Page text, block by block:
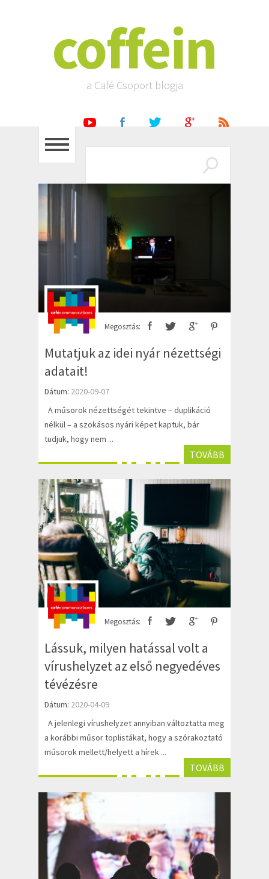
coffein
a Café Csoport blogja
Megosztás:
Mutatjuk az idei nyár nézettségi
adatait!
Dátum: 2020-09-07
A műsorok nézettségét tekintve – duplikáció
nélkül – a szokásos nyári képet kaptuk, bár
tudjuk, hogy nem ...
TOVÁBB
Megosztás:
Lássuk, milyen hatással volt a
vírushelyzet az első negyedéves
tévézésre
Dátum: 2020-04-09
A jelenlegi vírushelyzet annyiban változtatta meg
a korábbi műsor toplistákat, hogy a szórakoztató
műsorok mellett/helyett a hírek ...
TOVÁBB